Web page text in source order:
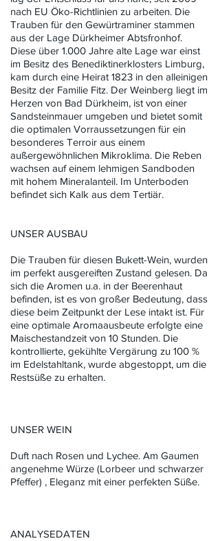
nach EU Öko-Richtlinien zu arbeiten. Die
Trauben für den Gewürtraminer stammen
aus der Lage Dürkheimer Abtsfronhof.
Diese über 1.000 Jahre alte Lage war einst
im Besitz des Benediktinerklosters Limburg,
kam durch eine Heirat 1823 in den alleinigen
Besitz der Familie Fitz. Der Weinberg liegt im
Herzen von Bad Dürkheim, ist von einer
Sandsteinmauer umgeben und bietet somit
die optimalen Vorraussetzungen für ein
besonderes Terroir aus einem
außergewöhnlichen Mikroklima. Die Reben
wachsen auf einem lehmigen Sandboden
mit hohem Mineralanteil. Im Unterboden
befindet sich Kalk aus dem Tertiär.
UNSER AUSBAU
Die Trauben für diesen Bukett-Wein, wurden
im perfekt ausgereiften Zustand gelesen. Da
sich die Aromen u.a. in der Beerenhaut
befinden, ist es von großer Bedeutung, dass
diese beim Zeitpunkt der Lese intakt ist. Für
eine optimale Aromaausbeute erfolgte eine
Maischestandzeit von 10 Stunden. Die
kontrollierte, gekühlte Vergärung zu 100 %
im Edelstahltank, wurde abgestoppt, um die
Restsüße zu erhalten.
UNSER WEIN
Duft nach Rosen und Lychee. Am Gaumen
angenehme Würze (Lorbeer und schwarzer
Pfeffer) , Eleganz mit einer perfekten Süße.
ANALYSEDATEN